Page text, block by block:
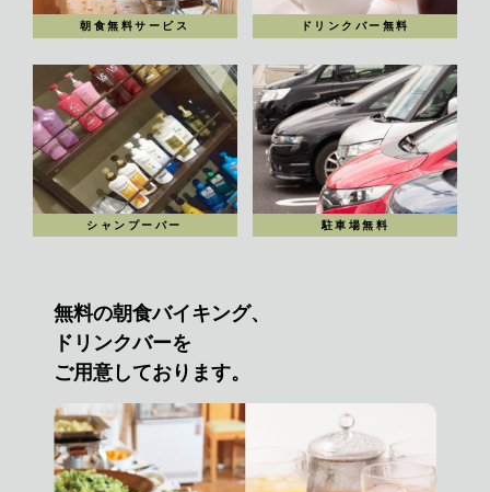
朝食無料サービス ドリンクバー無料
シャンプーバー 駐車場無料
無料の朝食バイキング、
ドリンクバーを
ご用意しております。